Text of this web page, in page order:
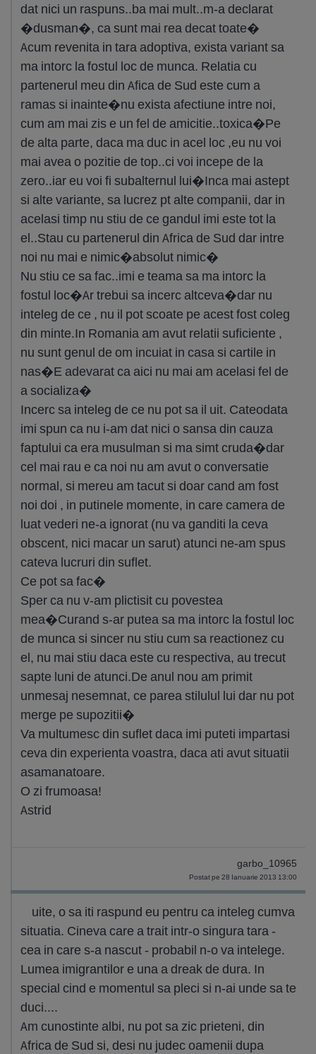
dat nici un raspuns..ba mai mult..m-a declarat
�dusman�, ca sunt mai rea decat toate�
Acum revenita in tara adoptiva, exista variant sa
ma intorc la fostul loc de munca. Relatia cu
partenerul meu din Afica de Sud este cum a
ramas si inainte�nu exista afectiune intre noi,
cum am mai zis e un fel de amicitie..toxica�Pe
de alta parte, daca ma duc in acel loc ,eu nu voi
mai avea o pozitie de top..ci voi incepe de la
zero..iar eu voi fi subalternul lui�Inca mai astept
si alte variante, sa lucrez pt alte companii, dar in
acelasi timp nu stiu de ce gandul imi este tot la
el..Stau cu partenerul din Africa de Sud dar intre
noi nu mai e nimic�absolut nimic�
Nu stiu ce sa fac..imi e teama sa ma intorc la
fostul loc�Ar trebui sa incerc altceva�dar nu
inteleg de ce , nu il pot scoate pe acest fost coleg
din minte.In Romania am avut relatii suficiente ,
nu sunt genul de om incuiat in casa si cartile in
nas�E adevarat ca aici nu mai am acelasi fel de
a socializa�
Incerc sa inteleg de ce nu pot sa il uit. Cateodata
imi spun ca nu i-am dat nici o sansa din cauza
faptului ca era musulman si ma simt cruda�dar
cel mai rau e ca noi nu am avut o conversatie
normal, si mereu am tacut si doar cand am fost
noi doi , in putinele momente, in care camera de
luat vederi ne-a ignorat (nu va ganditi la ceva
obscent, nici macar un sarut) atunci ne-am spus
cateva lucruri din suflet.
Ce pot sa fac�
Sper ca nu v-am plictisit cu povestea
mea�Curand s-ar putea sa ma intorc la fostul loc
de munca si sincer nu stiu cum sa reactionez cu
el, nu mai stiu daca este cu respectiva, au trecut
sapte luni de atunci.De anul nou am primit
unmesaj nesemnat, ce parea stilulul lui dar nu pot
merge pe supozitii�
Va multumesc din suflet daca imi puteti impartasi
ceva din experienta voastra, daca ati avut situatii
asamanatoare.
O zi frumoasa!
Astrid
garbo_10965
Postat pe 28 Ianuarie 2013 13:00
uite, o sa iti raspund eu pentru ca inteleg cumva
situatia. Cineva care a trait intr-o singura tara -
cea in care s-a nascut - probabil n-o va intelege.
Lumea imigrantilor e una a dreak de dura. In
special cind e momentul sa pleci si n-ai unde sa te
duci....
Am cunostinte albi, nu pot sa zic prieteni, din
Africa de Sud si, desi nu judec oamenii dupa